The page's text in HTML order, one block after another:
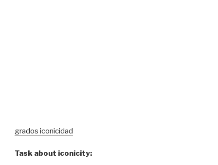
grados iconicidad
Task about iconicity: